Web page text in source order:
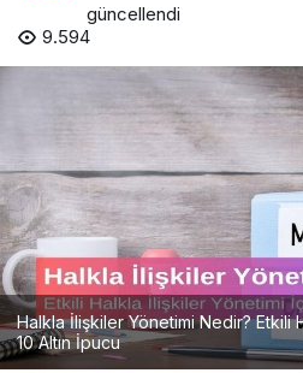
güncellendi
9.594
Halkla İlişkiler Yönetimi Nedir? Etkili
10 Altın İpucu